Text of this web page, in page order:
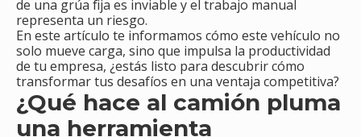
de una grúa fija es inviable y el trabajo manual
representa un riesgo.
En este artículo te informamos cómo este vehículo no
solo mueve carga, sino que impulsa la productividad
de tu empresa, ¿estás listo para descubrir cómo
transformar tus desafíos en una ventaja competitiva?
¿Qué hace al camión pluma
una herramienta